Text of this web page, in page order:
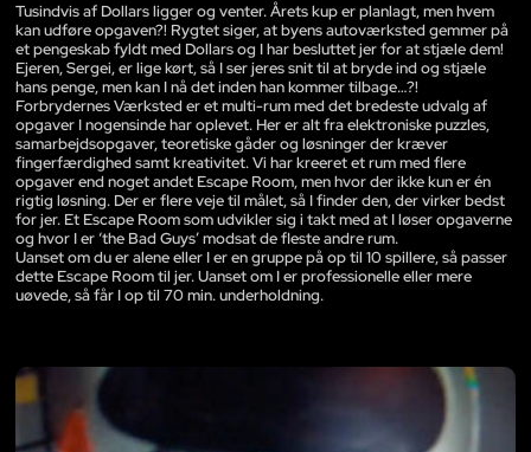
Tusindvis af Dollars ligger og venter. Årets kup er planlagt, men hvem
kan udføre opgaven?! Rygtet siger, at byens autoværksted gemmer på
et pengeskab fyldt med Dollars og I har besluttet jer for at stjæle dem!
Ejeren, Sergei, er lige kørt, så I ser jeres snit til at bryde ind og stjæle
hans penge, men kan I nå det inden han kommer tilbage…?!
Forbrydernes Værksted er et multi-rum med det bredeste udvalg af
opgaver I nogensinde har oplevet. Her er alt fra elektroniske puzzles,
samarbejdsopgaver, teoretiske gåder og løsninger der kræver
fingerfærdighed samt kreativitet. Vi har kreeret et rum med flere
opgaver end noget andet Escape Room, men hvor der ikke kun er én
rigtig løsning. Der er flere veje til målet, så I finder den, der virker bedst
for jer. Et Escape Room som udvikler sig i takt med at I løser opgaverne
og hvor I er ‘the Bad Guys’ modsat de fleste andre rum.
Uanset om du er alene eller I er en gruppe på op til 10 spillere, så passer
dette Escape Room til jer. Uanset om I er professionelle eller mere
uøvede, så får I op til 70 min. underholdning.